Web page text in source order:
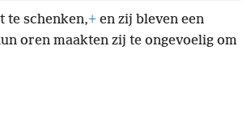
te schenken,+en zij bleven een
oren maakten zij te ongevoelig om